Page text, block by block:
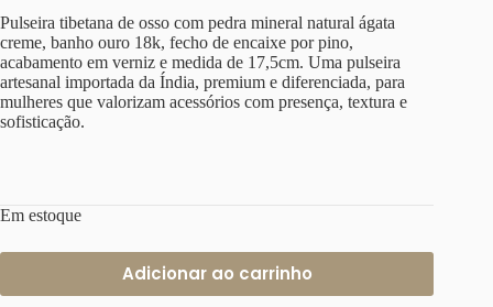
Pulseira tibetana de osso com pedra mineral natural ágata
creme, banho ouro 18k, fecho de encaixe por pino,
acabamento em verniz e medida de 17,5cm. Uma pulseira
artesanal importada da Índia, premium e diferenciada, para
mulheres que valorizam acessórios com presença, textura e
sofisticação.
Em estoque
Adicionar ao carrinho